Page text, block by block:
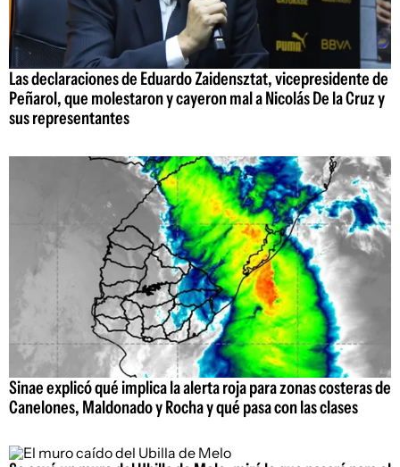
Las declaraciones de Eduardo Zaidensztat, vicepresidente de
Peñarol, que molestaron y cayeron mal a Nicolás De la Cruz y
sus representantes
Sinae explicó qué implica la alerta roja para zonas costeras de
Canelones, Maldonado y Rocha y qué pasa con las clases